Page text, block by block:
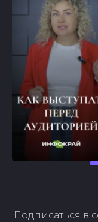
Подписаться в